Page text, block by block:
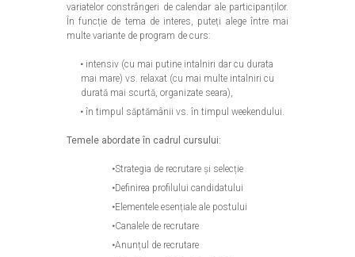
variatelor constrângeri de calendar ale participanților.
În funcție de tema de interes, puteți alege între mai
multe variante de program de curs:
intensiv (cu mai putine intalniri dar cu durata
mai mare) vs. relaxat (cu mai multe intalniri cu
durată mai scurtă, organizate seara),
în timpul săptămânii vs. în timpul weekendului.
Temele abordate în cadrul cursului:
Strategia de recrutare și selecție
Definirea profilului candidatului
Elementele esențiale ale postului
Canalele de recrutare
Anunțul de recrutare